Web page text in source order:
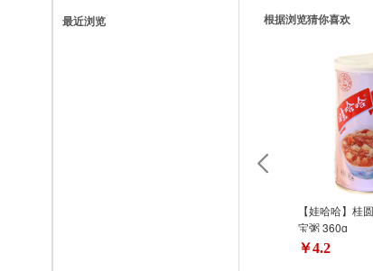
最近浏览 根据浏览猜你喜欢
【娃哈哈】桂
宝粥 360g
￥4.2